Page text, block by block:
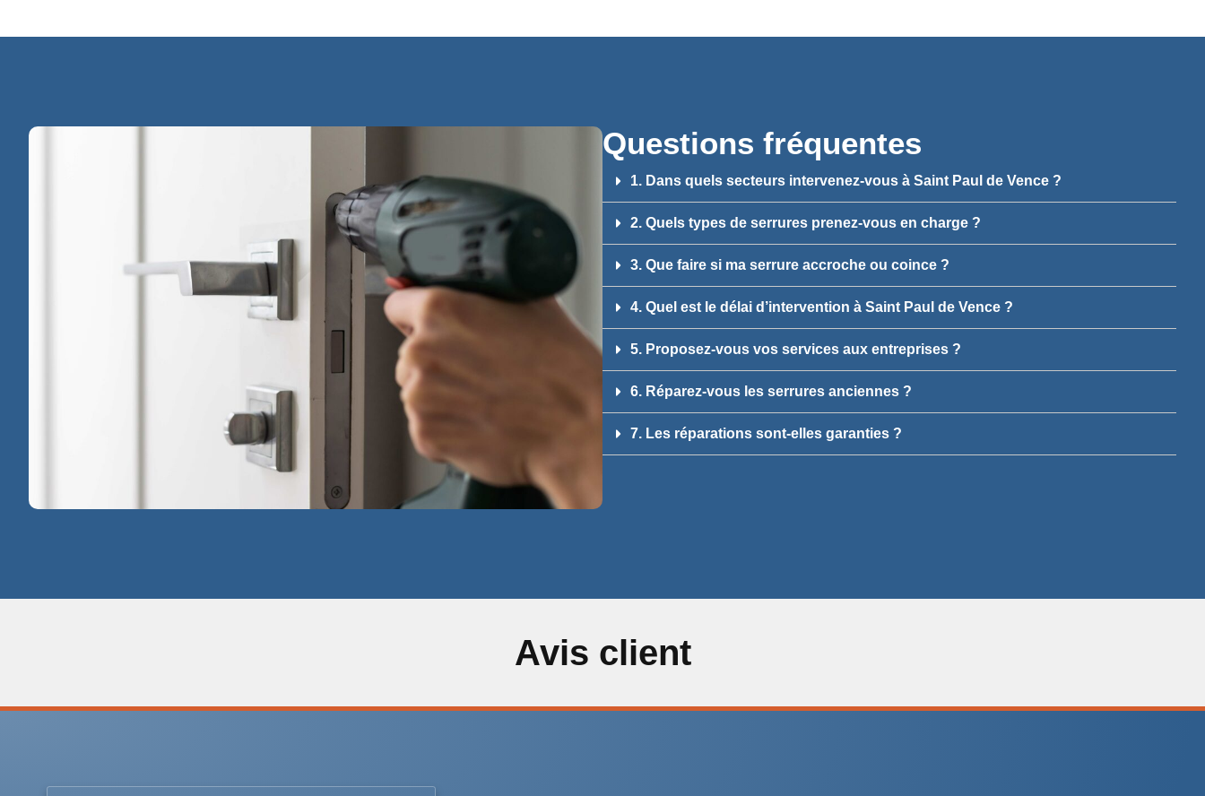
Questions fréquentes
1. Dans quels secteurs intervenez-vous à Saint Paul de Vence ?
2. Quels types de serrures prenez-vous en charge ?
3. Que faire si ma serrure accroche ou coince ?
4. Quel est le délai d’intervention à Saint Paul de Vence ?
5. Proposez-vous vos services aux entreprises ?
6. Réparez-vous les serrures anciennes ?
7. Les réparations sont-elles garanties ?
Avis client